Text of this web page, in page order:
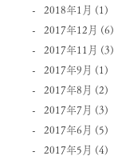
2018年1月 (1)
2017年12月 (6)
2017年11月 (3)
2017年9月 (1)
2017年8月 (2)
2017年7月 (3)
2017年6月 (5)
2017年5月 (4)